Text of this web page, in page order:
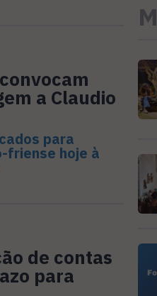
a Claudio
para
friense hoje à
de contas
para